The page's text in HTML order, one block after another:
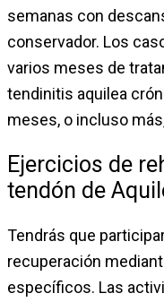
semanas con
conservador. Los
varios meses de
tendinitis aquilea
meses, o incluso
Ejercicios de
tendón de
Tendrás que
recuperación
específicos. Las